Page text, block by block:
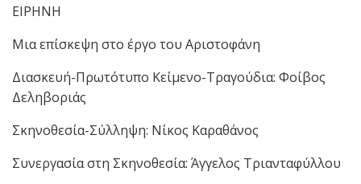
ΕΙΡΗΝΗ
Μια επίσκεψη στο έργο του Αριστοφάνη
Διασκευή-Πρωτότυπο Κείμενο-Τραγούδια: Φοίβος
Δεληβοριάς
Σκηνοθεσία-Σύλληψη: Νίκος Καραθάνος
Συνεργασία στη Σκηνοθεσία: Άγγελος Τριανταφύλλου